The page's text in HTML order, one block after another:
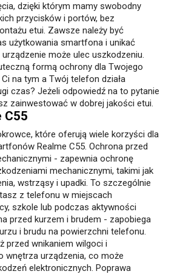
dzięki którym mamy swobodny
przycisków i portów, bez
etui. Zawsze należy być
użytkowania smartfona i unikać
może ulec uszkodzeniu.
formą ochrony dla Twojego
na tym a Twój telefon działa
czas? Jeżeli odpowiedź na to pytanie
zainwestować w dobrej jakości etui.
C55
które oferują wiele korzyści dla
Realme C55. Ochrona przed
- zapewnia ochronę
mechanicznymi, takimi jak
wstrząsy i upadki. To szczególnie
z telefonu w miejscach
szkole lub podczas aktywności
przed kurzem i brudem - zapobiega
i brudu na powierzchni telefonu.
przed wnikaniem wilgoci i
wnętrza urządzenia, co może
elektronicznych. Poprawa